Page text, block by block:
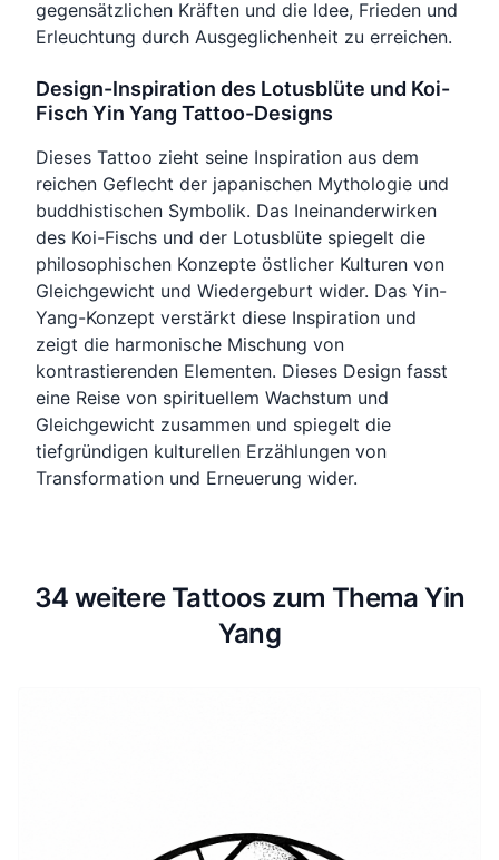
gegensätzlichen Kräften und die Idee, Frieden und
Erleuchtung durch Ausgeglichenheit zu erreichen.
Design-Inspiration des Lotusblüte und Koi-
Fisch Yin Yang Tattoo-Designs
Dieses Tattoo zieht seine Inspiration aus dem
reichen Geflecht der japanischen Mythologie und
buddhistischen Symbolik. Das Ineinanderwirken
des Koi-Fischs und der Lotusblüte spiegelt die
philosophischen Konzepte östlicher Kulturen von
Gleichgewicht und Wiedergeburt wider. Das Yin-
Yang-Konzept verstärkt diese Inspiration und
zeigt die harmonische Mischung von
kontrastierenden Elementen. Dieses Design fasst
eine Reise von spirituellem Wachstum und
Gleichgewicht zusammen und spiegelt die
tiefgründigen kulturellen Erzählungen von
Transformation und Erneuerung wider.
34 weitere Tattoos zum Thema Yin
Yang